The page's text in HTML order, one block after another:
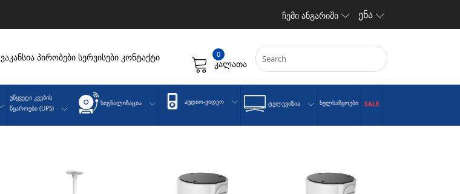
ჩემი ანგარიში ენა
ვაკანსია პირობები სერვისები კონტაქტი 0
კალათა
Უწყვეტი Კვების
Წყაროები (UPS)
Სიგნალიზაცია Აუდიო-Ვიდეო Ტელევიზია Ხელსაწყოები SALE